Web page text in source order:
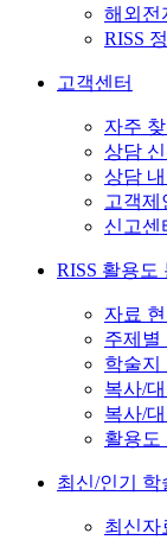
해외전
RISS
고객센터
자주
상담
상담
고객제
신고센
RISS 활용도
자료
주제별
학술지
복사/
복사/
활용도
최신/인기 학
최신자